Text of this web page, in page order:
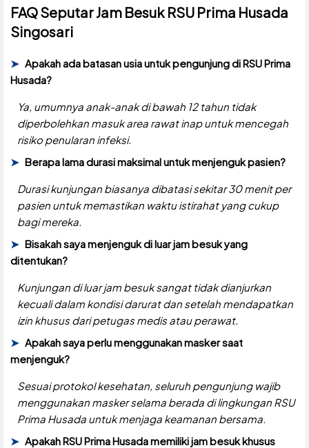
FAQ Seputar Jam Besuk RSU Prima Husada
Singosari
Apakah ada batasan usia untuk pengunjung di RSU Prima
Husada?
Ya, umumnya anak-anak di bawah 12 tahun tidak
diperbolehkan masuk area rawat inap untuk mencegah
risiko penularan infeksi.
Berapa lama durasi maksimal untuk menjenguk pasien?
Durasi kunjungan biasanya dibatasi sekitar 30 menit per
pasien untuk memastikan waktu istirahat yang cukup
bagi mereka.
Bisakah saya menjenguk di luar jam besuk yang
ditentukan?
Kunjungan di luar jam besuk sangat tidak dianjurkan
kecuali dalam kondisi darurat dan setelah mendapatkan
izin khusus dari petugas medis atau perawat.
Apakah saya perlu menggunakan masker saat
menjenguk?
Sesuai protokol kesehatan, seluruh pengunjung wajib
menggunakan masker selama berada di lingkungan RSU
Prima Husada untuk menjaga keamanan bersama.
Apakah RSU Prima Husada memiliki jam besuk khusus